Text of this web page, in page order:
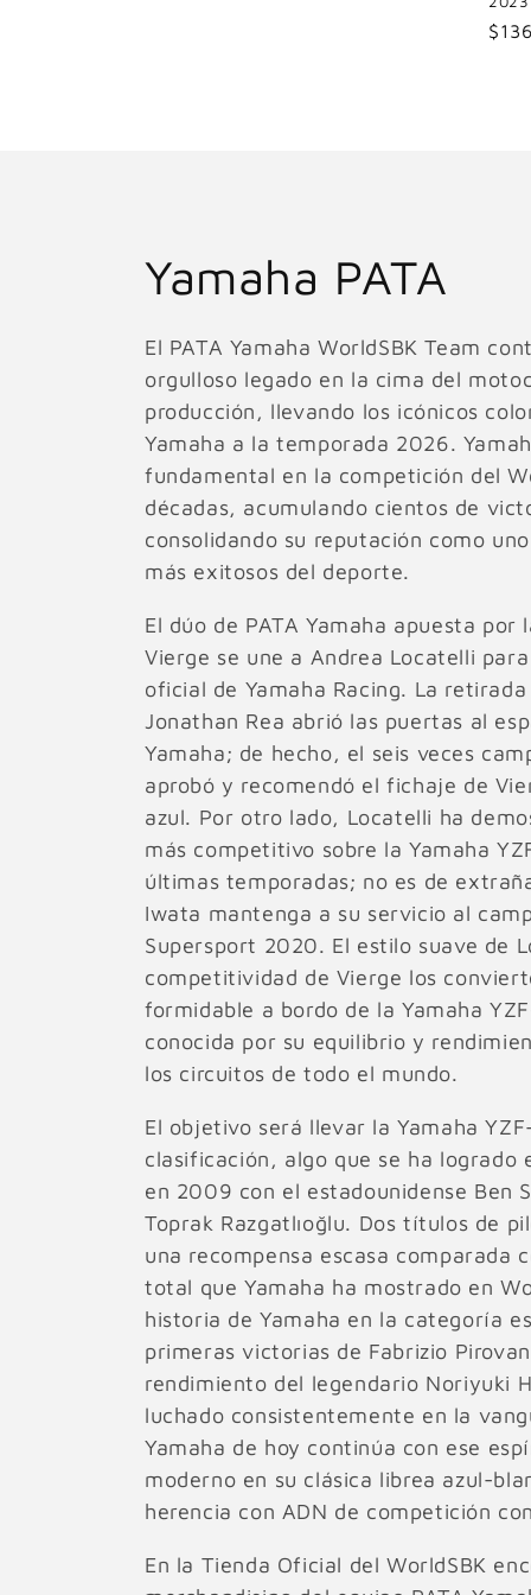
C
o
l
e
c
c
i
ó
n
:
Yamaha PATA
El PATA Yamaha WorldSBK Team
orgulloso legado en la cima del
producción, llevando los icónicos
Yamaha a la temporada 2026.
fundamental en la competición del
décadas, acumulando cientos de
consolidando su reputación como
más exitosos del deporte.
El dúo de PATA Yamaha apuesta
Vierge se une a Andrea Locatelli
oficial de Yamaha Racing. La
Jonathan Rea abrió las puertas al
Yamaha; de hecho, el seis veces
aprobó y recomendó el fichaje de
azul. Por otro lado, Locatelli ha
más competitivo sobre la Yamaha
últimas temporadas; no es de
Iwata mantenga a su servicio al
Supersport 2020. El estilo suave de
competitividad de Vierge los
formidable a bordo de la Yamaha
conocida por su equilibrio y
los circuitos de todo el mundo.
El objetivo será llevar la Yamaha
clasificación, algo que se ha logrado
en 2009 con el estadounidense Ben
Toprak Razgatlıoğlu. Dos títulos de
una recompensa escasa comparada
total que Yamaha ha mostrado en
historia de Yamaha en la categoría
primeras victorias de Fabrizio
rendimiento del legendario Noriyuki
luchado consistentemente en la
Yamaha de hoy continúa con ese
moderno en su clásica librea azul-
herencia con ADN de competición
En la Tienda Oficial del WorldSBK